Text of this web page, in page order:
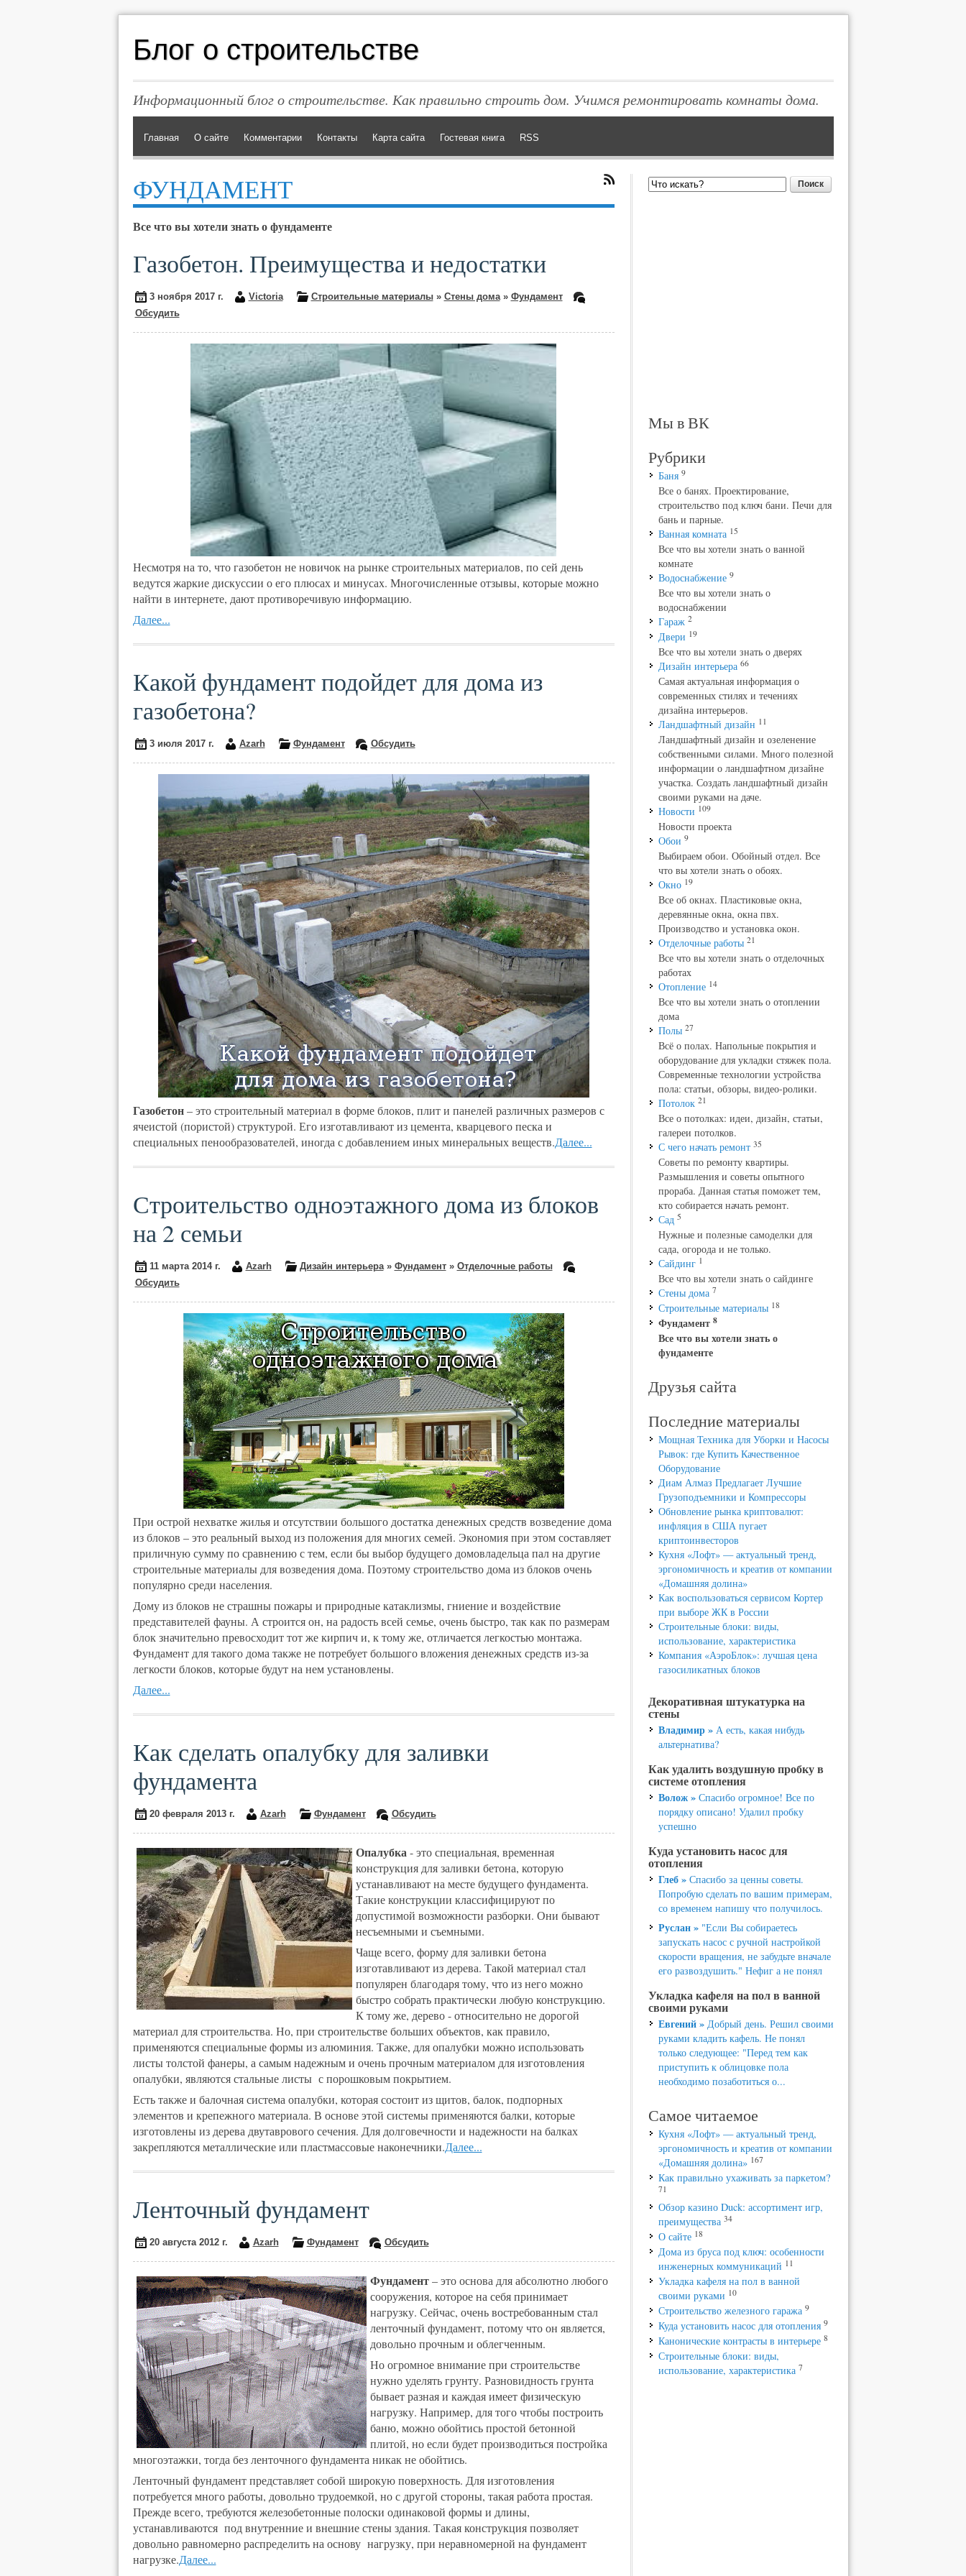
Блог о строительстве
Информационный блог о строительстве. Как правильно строить дом. Учимся ремонтировать комнаты дома.
Главная О сайте Комментарии Контакты Карта сайта Гостевая книга RSS
ФУНДАМЕНТ
Все что вы хотели знать о фундаменте
Газобетон. Преимущества и недостатки
3 ноября 2017 г. Victoria Строительные материалы» Стены дома» Фундамент
Обсудить
Несмотря на то, что газобетон не новичок на рынке строительных материалов, по сей день
ведутся жаркие дискуссии о его плюсах и минусах. Многочисленные отзывы, которые можно
найти в интернете, дают противоречивую информацию.
Далее...
Какой фундамент подойдет для дома из
газобетона?
3 июля 2017 г. Azarh Фундамент Обсудить
Газобетон– это строительный материал в форме блоков, плит и панелей различных размеров с
ячеистой (пористой) структурой. Его изготавливают из цемента, кварцевого песка и
специальных пенообразователей, иногда с добавлением иных минеральных веществ.Далее...
Строительство одноэтажного дома из блоков
на 2 семьи
11 марта 2014 г. Azarh Дизайн интерьера» Фундамент» Отделочные работы
Обсудить
При острой нехватке жилья и отсутствии большого достатка денежных средств возведение дома
из блоков – это реальный выход из положения для многих семей. Экономия при этом составляет
приличную сумму по сравнению с тем, если бы выбор будущего домовладельца пал на другие
строительные материалы для возведения дома. Поэтому строительство дома из блоков очень
популярно среди населения.
Дому из блоков не страшны пожары и природные катаклизмы, гниение и воздействие
представителей фауны. А строится он, на радость всей семье, очень быстро, так как по размерам
блок значительно превосходит тот же кирпич и, к тому же, отличается легкостью монтажа.
Фундамент для такого дома также не потребует большого вложения денежных средств из-за
легкости блоков, которые будут на нем установлены.
Далее...
Как сделать опалубку для заливки
фундамента
20 февраля 2013 г. Azarh Фундамент Обсудить
Опалубка - это специальная, временная
конструкция для заливки бетона, которую
устанавливают на месте будущего фундамента.
Такие конструкции классифицируют по
допустимой возможности разборки. Они бывают
несъемными и съемными.
Чаще всего, форму для заливки бетона
изготавливают из дерева. Такой материал стал
популярен благодаря тому, что из него можно
быстро собрать практически любую конструкцию.
К тому же, дерево - относительно не дорогой
материал для строительства. Но, при строительстве больших объектов, как правило,
применяются специальные формы из алюминия. Также, для опалубки можно использовать
листы толстой фанеры, а самым надежным и очень прочным материалом для изготовления
опалубки, являются стальные листы с порошковым покрытием.
Есть также и балочная система опалубки, которая состоит из щитов, балок, подпорных
элементов и крепежного материала. В основе этой системы применяются балки, которые
изготовлены из дерева двутаврового сечения. Для долговечности и надежности на балках
закрепляются металлические или пластмассовые наконечники.Далее...
Ленточный фундамент
20 августа 2012 г. Azarh Фундамент Обсудить
Фундамент– это основа для абсолютно любого
сооружения, которое на себя принимает
нагрузку. Сейчас, очень востребованным стал
ленточный фундамент, потому что он является,
довольно прочным и облегченным.
Но огромное внимание при строительстве
нужно уделять грунту. Разновидность грунта
бывает разная и каждая имеет физическую
нагрузку. Например, для того чтобы построить
баню, можно обойтись простой бетонной
плитой, но если будет производиться постройка
многоэтажки, тогда без ленточного фундамента никак не обойтись.
Ленточный фундамент представляет собой широкую поверхность. Для изготовления
потребуется много работы, довольно трудоемкой, но с другой стороны, такая работа простая.
Прежде всего, требуются железобетонные полоски одинаковой формы и длины,
устанавливаются под внутренние и внешние стены здания. Такая конструкция позволяет
довольно равномерно распределить на основу нагрузку, при неравномерной на фундамент
нагрузке.Далее...
Поиск
Мы в ВК
Рубрики
Баня 9
Все о банях. Проектирование,
строительство под ключ бани. Печи для
бань и парные.
Ванная комната 15
Все что вы хотели знать о ванной
комнате
Водоснабжение 9
Все что вы хотели знать о
водоснабжении
Гараж 2
Двери 19
Все что вы хотели знать о дверях
Дизайн интерьера 66
Самая актуальная информация о
современных стилях и течениях
дизайна интерьеров.
Ландшафтный дизайн 11
Ландшафтный дизайн и озеленение
собственными силами. Много полезной
информации о ландшафтном дизайне
участка. Создать ландшафтный дизайн
своими руками на даче.
Новости 109
Новости проекта
Обои 9
Выбираем обои. Обойный отдел. Все
что вы хотели знать о обоях.
Окно 19
Все об окнах. Пластиковые окна,
деревянные окна, окна пвх.
Производство и установка окон.
Отделочные работы 21
Все что вы хотели знать о отделочных
работах
Отопление 14
Все что вы хотели знать о отоплении
дома
Полы 27
Всё о полах. Напольные покрытия и
оборудование для укладки стяжек пола.
Современные технологии устройства
пола: статьи, обзоры, видео-ролики.
Потолок 21
Все о потолках: идеи, дизайн, статьи,
галереи потолков.
С чего начать ремонт 35
Советы по ремонту квартиры.
Размышления и советы опытного
прораба. Данная статья поможет тем,
кто собирается начать ремонт.
Сад 5
Нужные и полезные самоделки для
сада, огорода и не только.
Сайдинг 1
Все что вы хотели знать о сайдинге
Стены дома 7
Строительные материалы 18
Фундамент 8
Все что вы хотели знать о
фундаменте
Друзья сайта
Последние материалы
Мощная Техника для Уборки и Насосы
Рывок: где Купить Качественное
Оборудование
Диам Алмаз Предлагает Лучшие
Грузоподъемники и Компрессоры
Обновление рынка криптовалют:
инфляция в США пугает
криптоинвесторов
Кухня «Лофт» — актуальный тренд,
эргономичность и креатив от компании
«Домашняя долина»
Как воспользоваться сервисом Кортер
при выборе ЖК в России
Строительные блоки: виды,
использование, характеристика
Компания «АэроБлок»: лучшая цена
газосиликатных блоков
Декоративная штукатурка на
стены
Владимир »А есть, какая нибудь
альтернатива?
Как удалить воздушную пробку в
системе отопления
Волож »Спасибо огромное! Все по
порядку описано! Удалил пробку
успешно
Куда установить насос для
отопления
Глеб »Спасибо за ценны советы.
Попробую сделать по вашим примерам,
со временем напишу что получилось.
Руслан »"Если Вы собираетесь
запускать насос с ручной настройкой
скорости вращения, не забудьте вначале
его развоздушить." Нефиг а не понял
Укладка кафеля на пол в ванной
своими руками
Евгений »Добрый день. Решил своими
руками кладить кафель. Не понял
только следующее: "Перед тем как
приступить к облицовке пола
необходимо позаботиться о...
Самое читаемое
Кухня «Лофт» — актуальный тренд,
эргономичность и креатив от компании
«Домашняя долина» 167
Как правильно ухаживать за паркетом?
71
Обзор казино Duck: ассортимент игр,
преимущества 34
О сайте 18
Дома из бруса под ключ: особенности
инженерных коммуникаций 11
Укладка кафеля на пол в ванной
своими руками 10
Строительство железного гаража 9
Куда установить насос для отопления 9
Канонические контрасты в интерьере 8
Строительные блоки: виды,
использование, характеристика 7